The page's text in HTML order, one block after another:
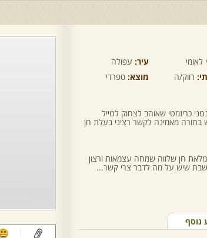
לאומי עיר: עפולה
רווק/ה מוצא: ספרדי
מאמין ספונטני כריזמטי שאוהב לצחוק לטייל
מאמינה לקשר רציני בעלת חן
חן שלווה שמחה עצמאות ורצון
שיש על מה לדבר צרי קשר...
נוסף